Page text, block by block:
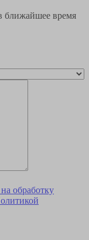
ближайшее время
обработку